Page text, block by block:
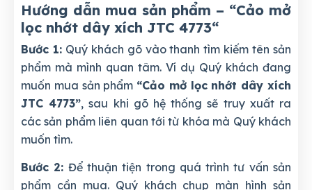
Hướng dẫn mua sản phẩm – “Cảo mở
lọc nhớt dây xích JTC 4773“
Bước 1:Quý khách gõ vào thanh tìm kiếm tên sản
phẩm mà mình quan tâm. Ví dụ Quý khách đang
muốn mua sản phẩm “Cảo mở lọc nhớt dây xích
JTC 4773”, sau khi gõ hệ thống sẽ truy xuất ra
các sản phẩm liên quan tới từ khóa mà Quý khách
muốn tìm.
Bước 2: Để thuận tiện trong quá trình tư vấn sản
phẩm cần mua. Quý khách chụp màn hình sản